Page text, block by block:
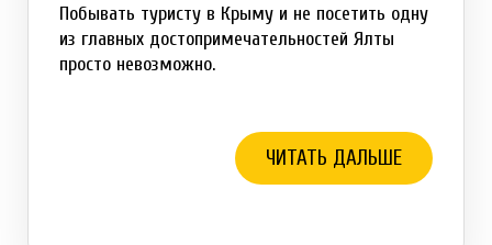
Побывать туристу в Крыму и не посетить одну
из главных достопримечательностей Ялты
просто невозможно.
ЧИТАТЬ ДАЛЬШЕ